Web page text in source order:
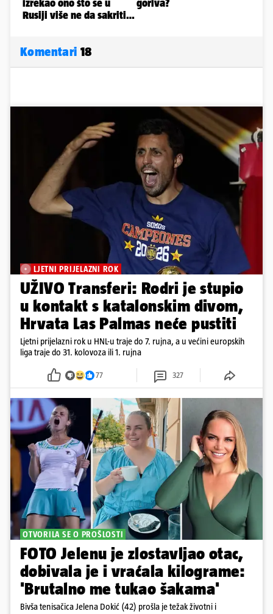
Komentari 18
LJETNI PRIJELAZNI ROK
UŽIVO Transferi: Rodri je stupio
u kontakt s katalonskim divom,
Hrvata Las Palmas neće pustiti
Ljetni prijelazni rok u HNL-u traje do 7. rujna, a u većini europskih
liga traje do 31. kolovoza ili 1. rujna
77 327
OTVORILA SE O PROŠLOSTI
FOTO Jelenu je zlostavljao otac,
dobivala je i vraćala kilograme:
'Brutalno me tukao šakama'
Bivša tenisačica Jelena Dokić (42) prošla je težak životni i